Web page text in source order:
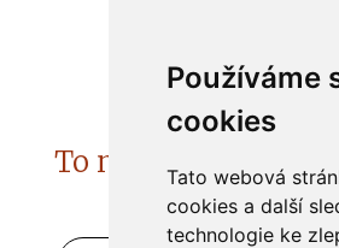
Používáme
cookies
Tato webová
cookies a další
technologie ke
To nejzajímavější do
mailu